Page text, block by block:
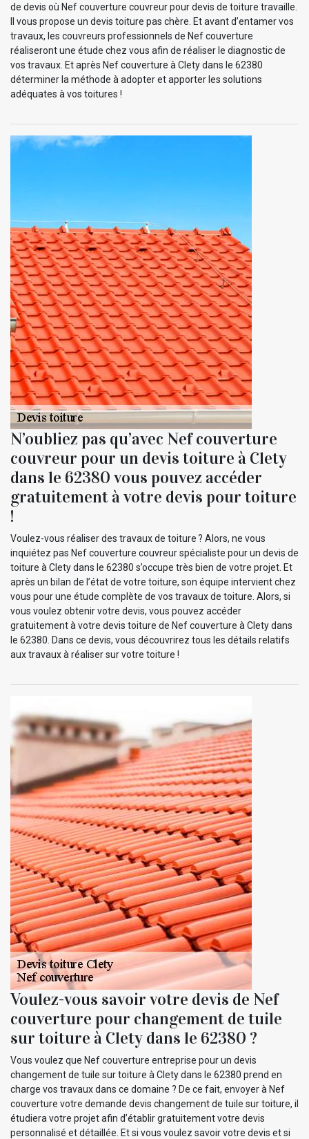
de devis où Nef couverture couvreur pour devis de toiture travaille.
Il vous propose un devis toiture pas chère. Et avant d’entamer vos
travaux, les couvreurs professionnels de Nef couverture
réaliseront une étude chez vous afin de réaliser le diagnostic de
vos travaux. Et après Nef couverture à Clety dans le 62380
déterminer la méthode à adopter et apporter les solutions
adéquates à vos toitures !
N’oubliez pas qu’avec Nef couverture
couvreur pour un devis toiture à Clety
dans le 62380 vous pouvez accéder
gratuitement à votre devis pour toiture
!
Voulez-vous réaliser des travaux de toiture ? Alors, ne vous
inquiétez pas Nef couverture couvreur spécialiste pour un devis de
toiture à Clety dans le 62380 s’occupe très bien de votre projet. Et
après un bilan de l’état de votre toiture, son équipe intervient chez
vous pour une étude complète de vos travaux de toiture. Alors, si
vous voulez obtenir votre devis, vous pouvez accéder
gratuitement à votre devis toiture de Nef couverture à Clety dans
le 62380. Dans ce devis, vous découvrirez tous les détails relatifs
aux travaux à réaliser sur votre toiture !
Voulez-vous savoir votre devis de Nef
couverture pour changement de tuile
sur toiture à Clety dans le 62380 ?
Vous voulez que Nef couverture entreprise pour un devis
changement de tuile sur toiture à Clety dans le 62380 prend en
charge vos travaux dans ce domaine ? De ce fait, envoyer à Nef
couverture votre demande devis changement de tuile sur toiture, il
étudiera votre projet afin d’établir gratuitement votre devis
personnalisé et détaillée. Et si vous voulez savoir votre devis et si